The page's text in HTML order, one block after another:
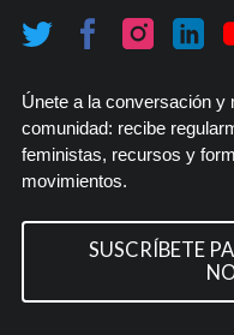
Únete a la conversación y
comunidad: recibe
feministas, recursos y
movimientos.
SUSCRÍBETE